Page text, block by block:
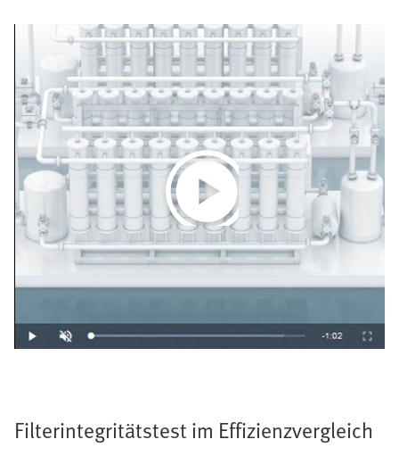
Play
Video
Filterintegritätstest im Effizienzvergleich